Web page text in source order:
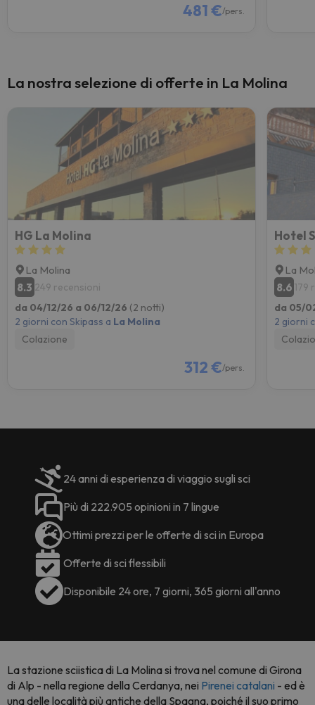
481 €/pers.
La nostra selezione di offerte in La Molina
HG La Molina
La Molina
8.3 249 recensioni
da 04/12/26 a 06/12/26 (2 notti)
2 giorni con Skipass a La Molina
Colazione
312 €/pers.
Hotel
La
8.6 179
da 05/
2 giorni
24 anni di esperienza di viaggio sugli sci
Più di 222.905 opinioni in 7 lingue
Ottimi prezzi per le offerte di sci in Europa
Offerte di sci flessibili
Disponibile 24 ore, 7 giorni, 365 giorni all'anno
La stazione sciistica di La Molina si trova nel comune di Girona
di Alp - nella regione della Cerdanya, nei Pirenei catalani - ed è
una delle località più antiche della Spagna, poiché il suo primo